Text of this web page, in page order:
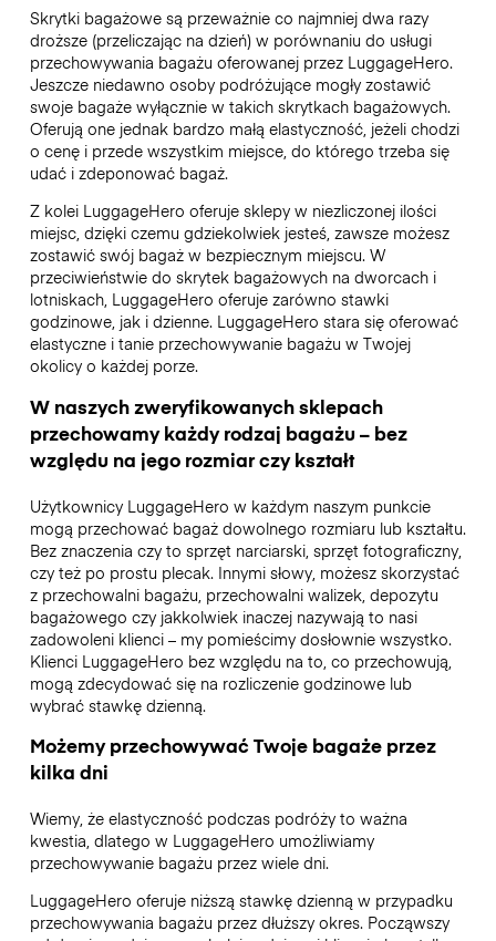
Skrytki bagażowe są przeważnie co najmniej dwa razy
droższe (przeliczając na dzień) w porównaniu do usługi
przechowywania bagażu oferowanej przez LuggageHero.
Jeszcze niedawno osoby podróżujące mogły zostawić
swoje bagaże wyłącznie w takich skrytkach bagażowych.
Oferują one jednak bardzo małą elastyczność, jeżeli chodzi
o cenę i przede wszystkim miejsce, do którego trzeba się
udać i zdeponować bagaż.
Z kolei LuggageHero oferuje sklepy w niezliczonej ilości
miejsc, dzięki czemu gdziekolwiek jesteś, zawsze możesz
zostawić swój bagaż w bezpiecznym miejscu. W
przeciwieństwie do skrytek bagażowych na dworcach i
lotniskach, LuggageHero oferuje zarówno stawki
godzinowe, jak i dzienne. LuggageHero stara się oferować
elastyczne i tanie przechowywanie bagażu w Twojej
okolicy o każdej porze.
W naszych zweryfikowanych sklepach
przechowamy każdy rodzaj bagażu – bez
względu na jego rozmiar czy kształt
Użytkownicy LuggageHero w każdym naszym punkcie
mogą przechować bagaż dowolnego rozmiaru lub kształtu.
Bez znaczenia czy to sprzęt narciarski, sprzęt fotograficzny,
czy też po prostu plecak. Innymi słowy, możesz skorzystać
z przechowalni bagażu, przechowalni walizek, depozytu
bagażowego czy jakkolwiek inaczej nazywają to nasi
zadowoleni klienci – my pomieścimy dosłownie wszystko.
Klienci LuggageHero bez względu na to, co przechowują,
mogą zdecydować się na rozliczenie godzinowe lub
wybrać stawkę dzienną.
Możemy przechowywać Twoje bagaże przez
kilka dni
Wiemy, że elastyczność podczas podróży to ważna
kwestia, dlatego w LuggageHero umożliwiamy
przechowywanie bagażu przez wiele dni.
LuggageHero oferuje niższą stawkę dzienną w przypadku
przechowywania bagażu przez dłuższy okres. Począwszy